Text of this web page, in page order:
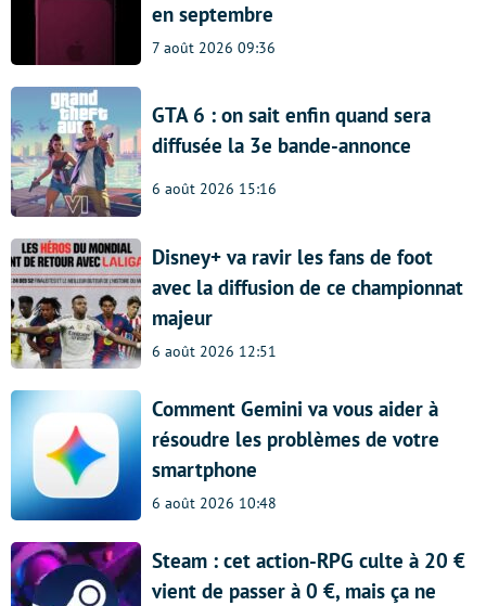
en septembre
7 août 2026 09:36
GTA 6 : on sait enfin quand sera
diffusée la 3e bande-annonce
6 août 2026 15:16
Disney+ va ravir les fans de foot
avec la diffusion de ce championnat
majeur
6 août 2026 12:51
Comment Gemini va vous aider à
résoudre les problèmes de votre
smartphone
6 août 2026 10:48
Steam : cet action-RPG culte à 20 €
vient de passer à 0 €, mais ça ne